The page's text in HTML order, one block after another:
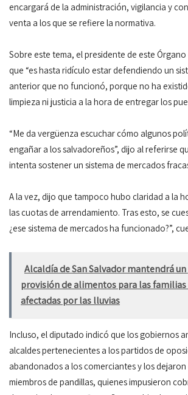
encargará de la administración, vigilancia y
venta a los que se refiere la normativa.
Sobre este tema, el presidente de este
que “es hasta ridículo estar defendiendo un
anterior que no funcionó, porque no ha
limpieza ni justicia a la hora de entregar los
“Me da vergüenza escuchar cómo algunos
engañar a los salvadoreños”, dijo al referirse
intenta sostener un sistema de mercados
A la vez, dijo que tampoco hubo claridad a la
las cuotas de arrendamiento. Tras esto, se
¿ese sistema de mercados ha funcionado?”,
Alcaldía de San Salvador mantendrá
provisión de alimentos para las
afectadas por las lluvias
Incluso, el diputado indicó que los gobiernos
alcaldes pertenecientes a los partidos de
abandonados a los comerciantes y los
miembros de pandillas, quienes impusieron